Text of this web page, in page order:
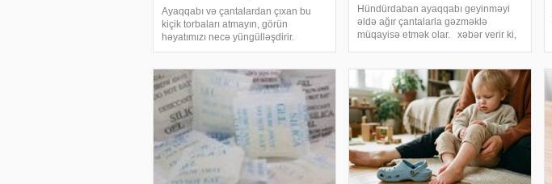
Ayaqqabı və çantalardan çıxan bu
kiçik torbaları atmayın, görün
həyatımızı necə yüngülləşdirir.
Ayaqqabı və Çanta aldığımız zaman,
insan butəəssüf ki, bu paketlərin nə
işə yaradığını bilmir
Hündürdaban ayaqqabı geyinməyi
əldə ağır çantalarla gəzməklə
müqayisə etmək olar. xəbər verir ki,
açıqlamasında deyib. O, belə
ayaqqabıların sağlamlığa təsirin